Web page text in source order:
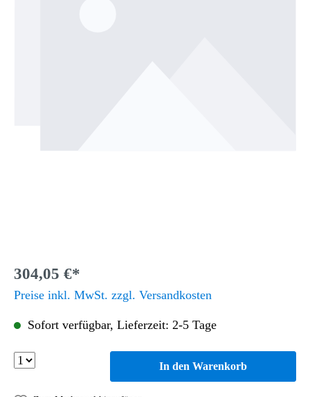
304,05 €*
Preise inkl. MwSt. zzgl. Versandkosten
Sofort verfügbar, Lieferzeit: 2-5 Tage
In den Warenkorb